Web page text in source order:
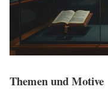
Themen und Motive